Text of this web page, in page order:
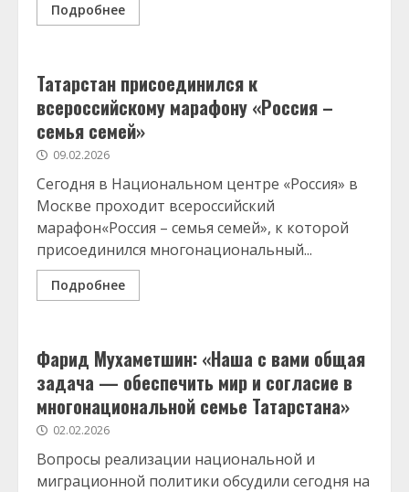
Подробнее
Татарстан присоединился к
всероссийскому марафону «Россия –
семья семей»
09.02.2026
Сегодня в Национальном центре «Россия» в
Москве проходит всероссийский
марафон«Россия – семья семей», к которой
присоединился многонациональный...
Подробнее
Фарид Мухаметшин: «Наша с вами общая
задача — обеспечить мир и согласие в
многонациональной семье Татарстана»
02.02.2026
Вопросы реализации национальной и
миграционной политики обсудили сегодня на